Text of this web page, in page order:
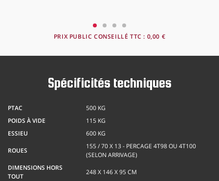
PRIX PUBLIC CONSEILLÉ TTC : 0,00 €
Spécificités techniques
PTAC
500 KG
POIDS À VIDE
115 KG
ESSIEU
600 KG
ROUES
155 / 70 X 13 - PERCAGE 4T98 OU 4T100
(SELON ARRIVAGE)
DIMENSIONS HORS
TOUT
248 X 146 X 95 CM